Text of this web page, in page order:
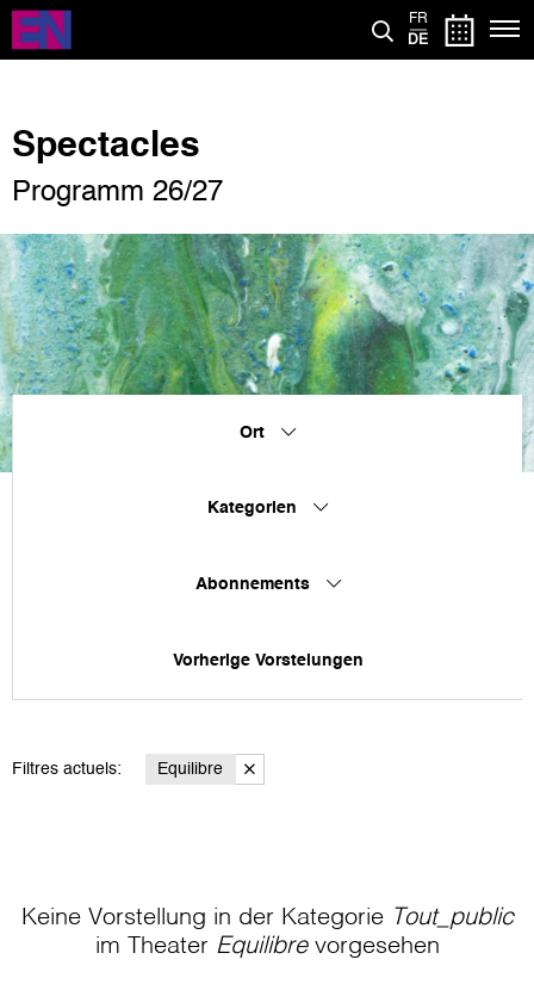
Direkt
zum
Inhalt
FR
DE
Spectacles
Programm 26/27
Ort
Kategorien
Abonnements
Vorherige Vorstelungen
Filtres actuels: Equilibre
Keine Vorstellung in der Kategorie Tout_public
im Theater Equilibrevorgesehen